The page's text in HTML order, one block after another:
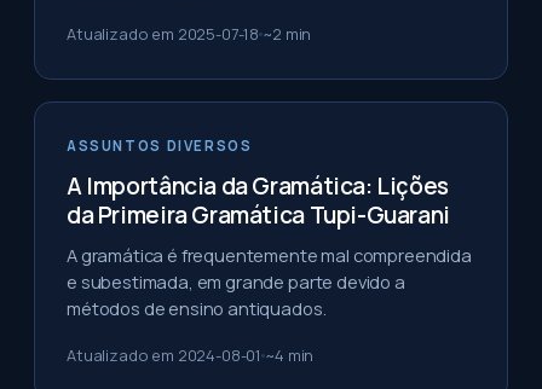
Atualizado em 2025-07-18 ~2 min
ASSUNTOS DIVERSOS
A Importância da Gramática: Lições
da Primeira Gramática Tupi-Guarani
A gramática é frequentemente mal compreendida
e subestimada, em grande parte devido a
métodos de ensino antiquados.
Atualizado em 2024-08-01 ~4 min